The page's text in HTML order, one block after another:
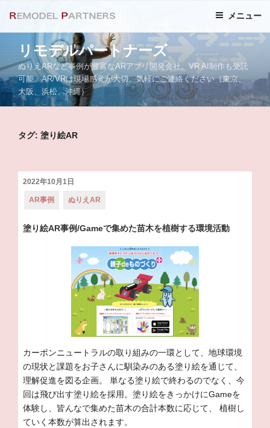
テ
ン
ツ
へ
ス
キ
リモデルパートナーズ
ぬりえARなど事例が豊富なARアプリ開発会社。VR AI制作も受託
可能。AR/VRは現場感覚が大切。気軽にご連絡ください（東京、
大阪、浜松、沖縄）
メニュー
タグ: 塗り絵AR
投
日:
2022年10月1日
テ
リ
AR事例 ぬりえAR
塗り絵AR事例/Gameで集めた苗木を植樹する環境活動
カーボンニュートラルの取り組みの一環として、地球環境
の現状と課題をお子さんに馴染みのある塗り絵を通じて、
理解促進を図る企画。 単なる塗り絵で終わるのでなく、今
回は飛び出す塗り絵を採用。塗り絵をきっかけにGameを
体験し、皆んなで集めた苗木の合計本数に応じて、 植樹し
ていく本数が算出されます。